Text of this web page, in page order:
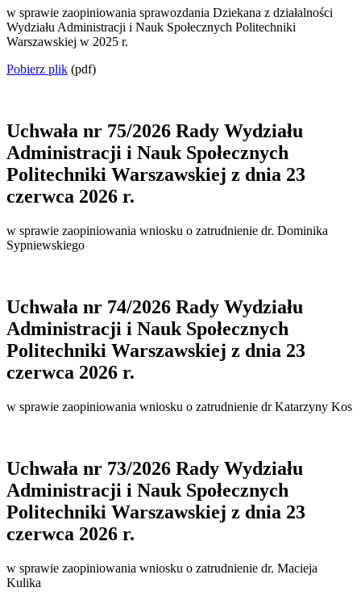
w sprawie zaopiniowania sprawozdania Dziekana z działalności
Wydziału Administracji i Nauk Społecznych Politechniki
Warszawskiej w 2025 r.
Pobierz plik (pdf)
Uchwała nr 75/2026 Rady Wydziału
Administracji i Nauk Społecznych
Politechniki Warszawskiej z dnia 23
czerwca 2026 r.
w sprawie zaopiniowania wniosku o zatrudnienie dr. Dominika
Sypniewskiego
Uchwała nr 74/2026 Rady Wydziału
Administracji i Nauk Społecznych
Politechniki Warszawskiej z dnia 23
czerwca 2026 r.
w sprawie zaopiniowania wniosku o zatrudnienie dr Katarzyny Kos
Uchwała nr 73/2026 Rady Wydziału
Administracji i Nauk Społecznych
Politechniki Warszawskiej z dnia 23
czerwca 2026 r.
w sprawie zaopiniowania wniosku o zatrudnienie dr. Macieja
Kulika